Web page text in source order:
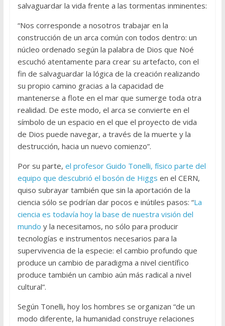
salvaguardar la vida frente a las tormentas inminentes:
“Nos corresponde a nosotros trabajar en la
construcción de un arca común con todos dentro: un
núcleo ordenado según la palabra de Dios que Noé
escuchó atentamente para crear su artefacto, con el
fin de salvaguardar la lógica de la creación realizando
su propio camino gracias a la capacidad de
mantenerse a flote en el mar que sumerge toda otra
realidad. De este modo, el arca se convierte en el
símbolo de un espacio en el que el proyecto de vida
de Dios puede navegar, a través de la muerte y la
destrucción, hacia un nuevo comienzo”.
Por su parte, el profesor Guido Tonelli, físico parte del
equipo que descubrió el bosón de Higgs en el CERN,
quiso subrayar también que sin la aportación de la
ciencia sólo se podrían dar pocos e inútiles pasos: “La
ciencia es todavía hoy la base de nuestra visión del
mundo y la necesitamos, no sólo para producir
tecnologías e instrumentos necesarios para la
supervivencia de la especie: el cambio profundo que
produce un cambio de paradigma a nivel científico
produce también un cambio aún más radical a nivel
cultural”.
Según Tonelli, hoy los hombres se organizan “de un
modo diferente, la humanidad construye relaciones